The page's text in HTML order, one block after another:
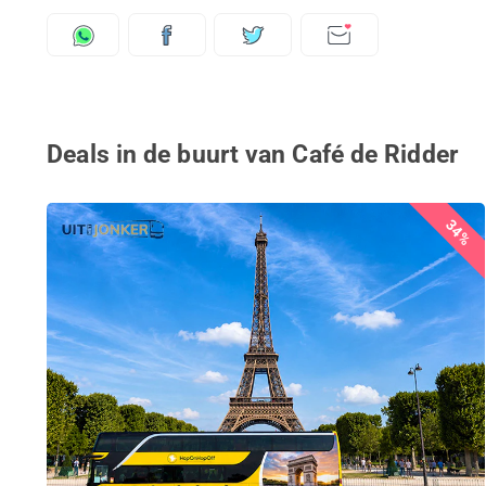
Deals in de buurt van Café de Ridder
34%